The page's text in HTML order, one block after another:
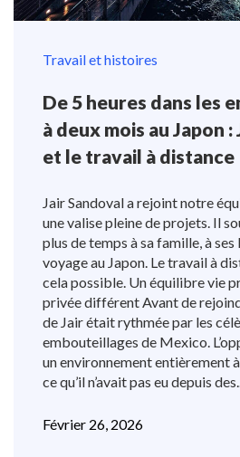
Travail et histoires
De 5 heures dans les
à deux mois au Japon
et le travail à distance
Jair Sandoval a rejoint notre
une valise pleine de projets. Il
plus de temps à sa famille, à
voyage au Japon. Le travail à
cela possible. Un équilibre vie
privée différent Avant de
de Jair était rythmée par les
embouteillages de Mexico.
un environnement entièrement
ce qu’il n’avait pas eu depuis des...
Février 26, 2026